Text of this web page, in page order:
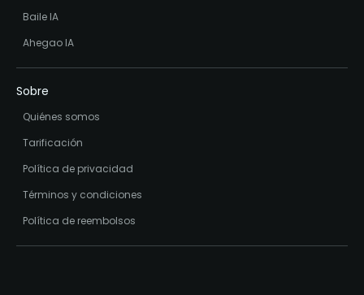
Baile IA
Ahegao IA
Sobre
Quiénes somos
Tarificación
Política de privacidad
Términos y condiciones
Política de reembolsos